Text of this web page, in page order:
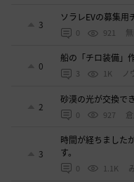
3
ソラレEVの募集用
0 921
0
船の「チロ装備」
3 1K ノ
2
砂漠の光が交換で
0 927
3
時間が経ちました
す。
0 1.1K